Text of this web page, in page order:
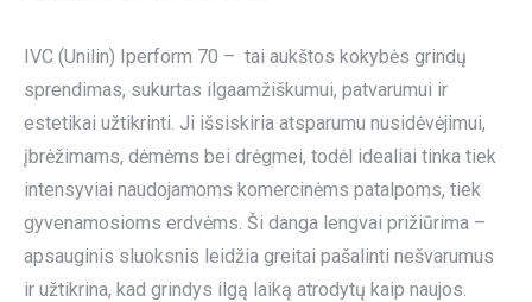
IVC (Unilin) Iperform 70 – tai aukštos kokybės grindų
sprendimas, sukurtas ilgaamžiškumui, patvarumui ir
estetikai užtikrinti. Ji išsiskiria atsparumu nusidėvėjimui,
įbrėžimams, dėmėms bei drėgmei, todėl idealiai tinka tiek
intensyviai naudojamoms komercinėms patalpoms, tiek
gyvenamosioms erdvėms. Ši danga lengvai prižiūrima –
apsauginis sluoksnis leidžia greitai pašalinti nešvarumus
ir užtikrina, kad grindys ilgą laiką atrodytų kaip naujos.